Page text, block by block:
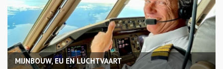
MIJNBOUW, EU EN LUCHTVAART